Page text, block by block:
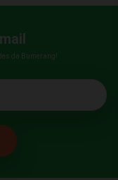
da Bumerang!